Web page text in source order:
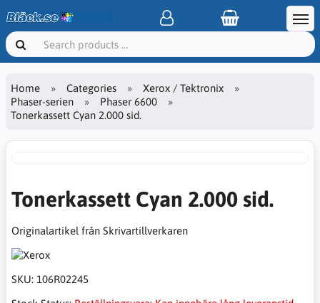
Home Categories
Xerox / Tektronix
Phaser-serien
Phaser 6600
Tonerkassett Cyan 2.000 sid.
Tonerkassett Cyan 2.000 sid.
Originalartikel från Skrivartillverkaren
SKU: 106R02245